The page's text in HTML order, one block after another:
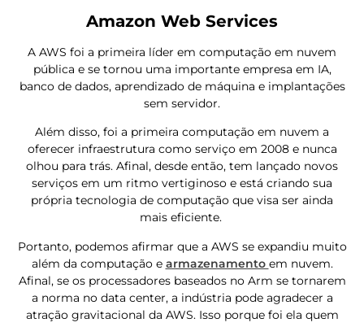
Amazon Web Services
A AWS foi a primeira líder em computação em nuvem
pública e se tornou uma importante empresa em IA,
banco de dados, aprendizado de máquina e implantações
sem servidor.
Além disso, foi a primeira computação em nuvem a
oferecer infraestrutura como serviço em 2008 e nunca
olhou para trás. Afinal, desde então, tem lançado novos
serviços em um ritmo vertiginoso e está criando sua
própria tecnologia de computação que visa ser ainda
mais eficiente.
Portanto, podemos afirmar que a AWS se expandiu muito
além da computação e armazenamento em nuvem.
Afinal, se os processadores baseados no Arm se tornarem
a norma no data center, a indústria pode agradecer a
atração gravitacional da AWS. Isso porque foi ela quem